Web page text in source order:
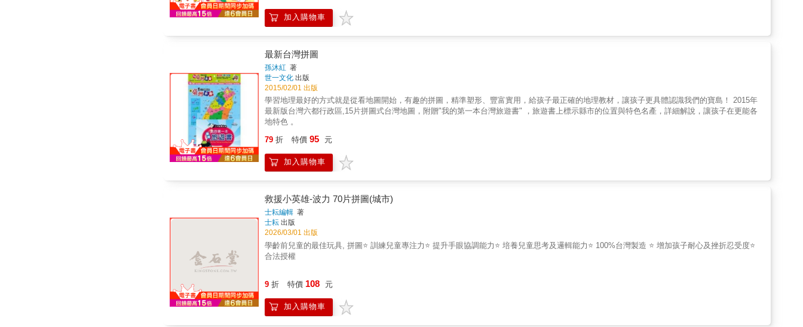
加入購物車
最新台灣拼圖
孫沐紅 著
世一文化 出版
2015/02/01 出版
學習地理最好的方式就是從看地圖開始，有趣的拼圖，精準塑形、豐富實用，給孩子最正確的地理教材，讓孩子更具體認識我們的寶島！ 2015年
最新版台灣六都行政區,15片拼圖式台灣地圖，附贈"我的第一本台灣旅遊書" ，旅遊書上標示縣市的位置與特色名產，詳細解說，讓孩子在更能各
地特色 。
79 折 特價 95 元
加入購物車
救援小英雄-波力 70片拼圖(城市)
士耘編輯 著
士耘 出版
2026/03/01 出版
學齡前兒童的最佳玩具, 拼圖⭐ 訓練兒童專注力⭐ 提升手眼協調能力⭐ 培養兒童思考及邏輯能力⭐ 100%台灣製造 ⭐ 增加孩子耐心及挫折忍受度⭐
合法授權
9 折 特價 108 元
加入購物車